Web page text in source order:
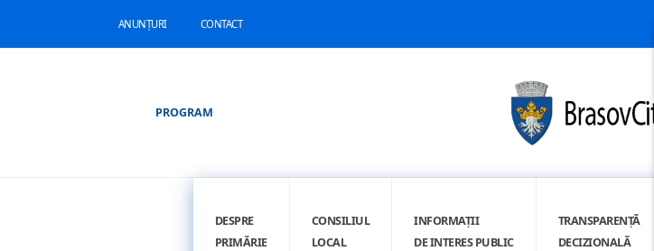
ANUNȚURI CONTACT
PROGRAM
DESPRE
PRIMĂRIE
CONSILIUL
LOCAL
INFORMAȚII
DE INTERES PUBLIC
TRANSPARENȚĂ
DECIZIONALĂ